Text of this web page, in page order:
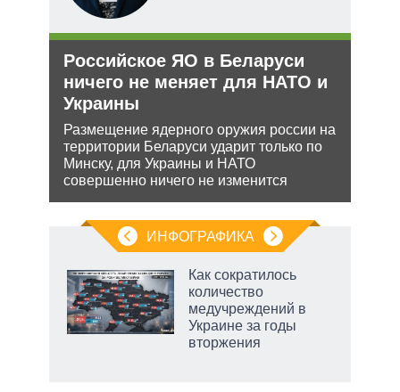
Российское ЯО в Беларуси
ничего не меняет для НАТО и
Украины
Размещение ядерного оружия россии на
территории Беларуси ударит только по
Минску, для Украины и НАТО
совершенно ничего не изменится
ИНФОГРАФИКА
Как сократилось
количество
медучреждений в
Украине за годы
вторжения